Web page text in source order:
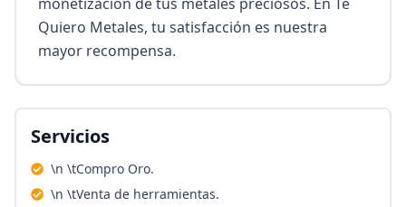
Quiero Metales, tu satisfacción es nuestra
mayor recompensa.
Servicios
\n \tCompro Oro.
\n \tVenta de herramientas.